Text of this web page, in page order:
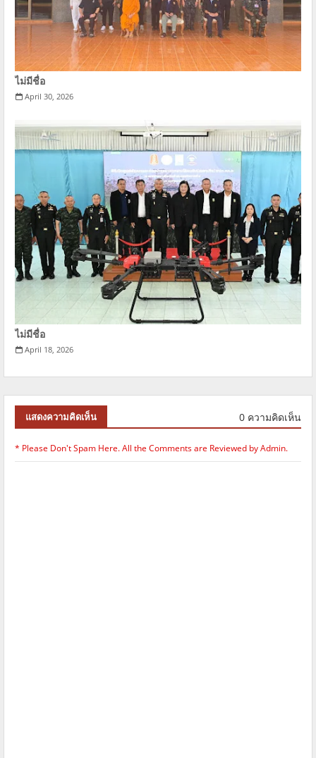
ไม่มีชื่อ
April 30, 2026
ไม่มีชื่อ
April 18, 2026
แสดงความคิดเห็น 0 ความคิดเห็น
* Please Don't Spam Here. All the Comments are Reviewed by Admin.